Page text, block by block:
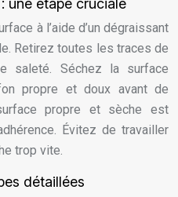
une étape cruciale
à l’aide d’un dégraissant
Retirez toutes les traces de
saleté. Séchez la surface
propre et doux avant de
propre et sèche est
Évitez de travailler
trop vite.
détaillées